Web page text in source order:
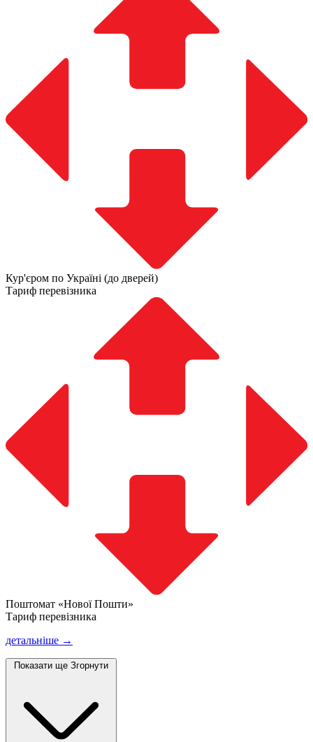
Кур'єром по Україні (до дверей)
Тариф перевізника
Поштомат «Нової Пошти»
Тариф перевізника
детальніше →
Показати ще Згорнути